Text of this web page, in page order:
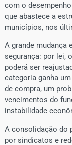
com o
que abastece a
municípios, nos
​A grande mudança
segurança: por lei,
poderá ser
categoria ganha
de compra, um
vencimentos do
instabilidade
​A consolidação do
por sindicatos e